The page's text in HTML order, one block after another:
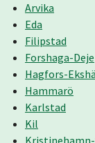
Arvika
Eda
Filipstad
Forshaga-Deje
Hagfors-
Hammarö
Karlstad
Kil